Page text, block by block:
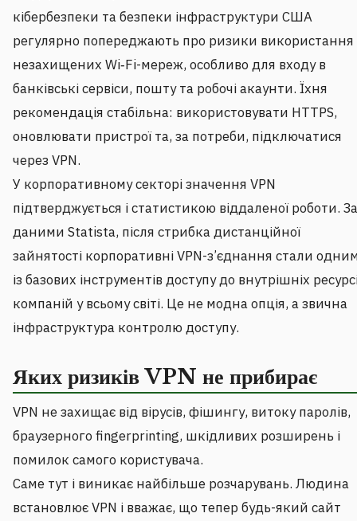
кібербезпеки та безпеки інфраструктури США
регулярно попереджають про ризики використання
незахищених Wi‑Fi-мереж, особливо для входу в
банківські сервіси, пошту та робочі акаунти. Їхня
рекомендація стабільна: використовувати HTTPS,
оновлювати пристрої та, за потреби, підключатися
через VPN.
У корпоративному секторі значення VPN
підтверджується і статистикою віддаленої роботи. За
даними Statista, після стрибка дистанційної
зайнятості корпоративні VPN-з’єднання стали
із базових інструментів доступу до внутрішніх
компаній у всьому світі. Це не модна опція, а звична
інфраструктура контролю доступу.
Яких ризиків VPN не прибирає
VPN не захищає від вірусів, фішингу, витоку паролів,
браузерного fingerprinting, шкідливих розширень і
помилок самого користувача.
Саме тут і виникає найбільше розчарувань. Людина
встановлює VPN і вважає, що тепер будь-який сайт